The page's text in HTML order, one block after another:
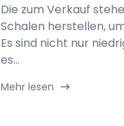
Die zum Verkauf
Schalen herstellen,
Es sind nicht nur
es...
Mehr lesen